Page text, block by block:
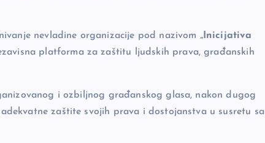
nevladine organizacije pod nazivom „Inicijativa
platforma za zaštitu ljudskih prava, građanskih
i ozbiljnog građanskog glasa, nakon dugog
zaštite svojih prava i dostojanstva u susretu sa